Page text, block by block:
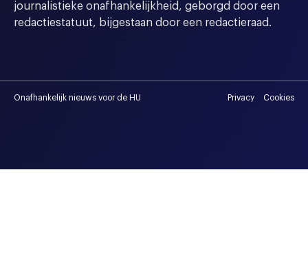
journalistieke onafhankelijkheid, geborgd door een
redactiestatuut, bijgestaan door een redactieraad.
Onafhankelijk nieuws voor de HU Privacy Cookies